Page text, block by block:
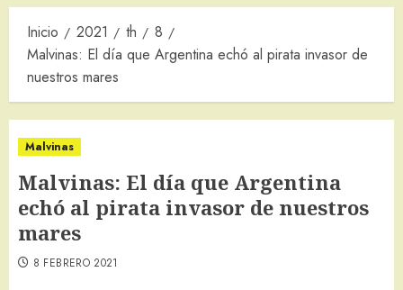
Inicio 2021 th
8
Malvinas: El día que Argentina echó al pirata invasor de
nuestros mares
Malvinas
Malvinas: El día que Argentina
echó al pirata invasor de nuestros
mares
8 FEBRERO 2021